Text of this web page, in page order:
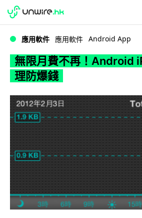
WWDC 2026
應用軟件 應用軟件 Android App
無限月費不再！Android
理防爆錢